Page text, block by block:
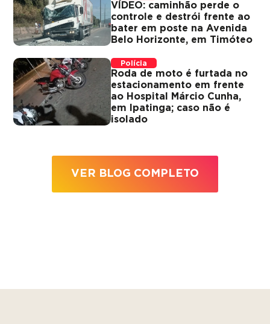
VÍDEO: caminhão perde o
controle e destrói frente ao
bater em poste na Avenida
Belo Horizonte, em Timóteo
Polícia
Roda de moto é furtada no
estacionamento em frente
ao Hospital Márcio Cunha,
em Ipatinga; caso não é
isolado
VER BLOG COMPLETO